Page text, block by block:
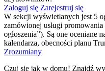
Zaloguj się Zarejestruj się
W sekcji wyświetlanych jest 5
zamówionej usługi
ogłoszenia”). Są one oceniane
kalendarza, obecności planu
Zrozumiany
Czuj się jak w domu! Znajdź